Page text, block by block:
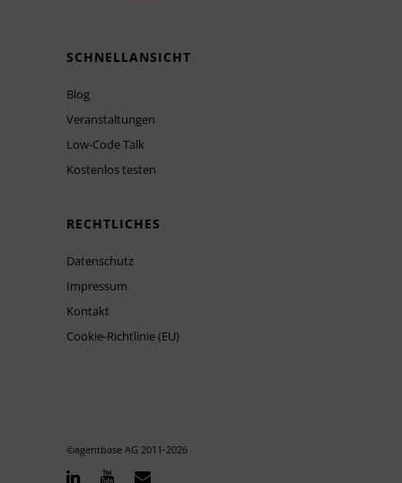
SCHNELLANSICHT
Blog
Veranstaltungen
Low-Code Talk
Kostenlos testen
RECHTLICHES
Datenschutz
Impressum
Kontakt
Cookie-Richtlinie (EU)
©agentbase AG 2011-2026